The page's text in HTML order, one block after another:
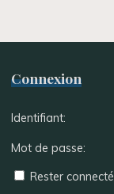
Connexion
Identifiant:
Mot de passe:
Rester connecté